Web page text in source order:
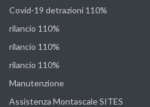
Covid-19 detrazioni 110%
rilancio 110%
rilancio 110%
rilancio 110%
Manutenzione
Assistenza Montascale SITES